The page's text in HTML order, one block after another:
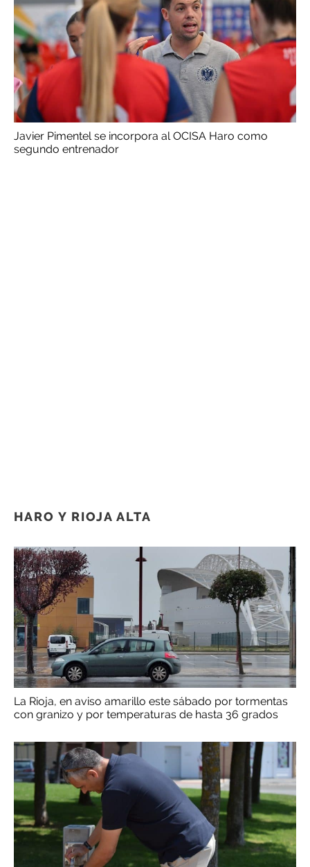
Javier Pimentel se incorpora al OCISA Haro como
segundo entrenador
HARO Y RIOJA ALTA
La Rioja, en aviso amarillo este sábado por tormentas
con granizo y por temperaturas de hasta 36 grados